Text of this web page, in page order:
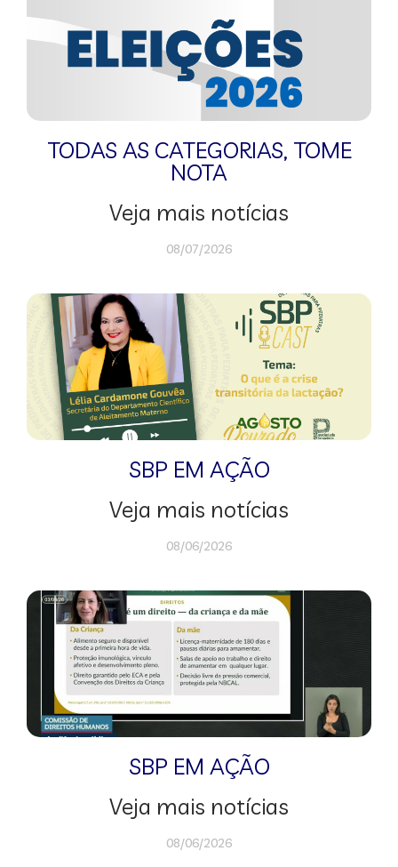
TODAS AS CATEGORIAS, TOME
NOTA
Veja mais notícias
08/07/2026
SBP EM AÇÃO
Veja mais notícias
08/06/2026
SBP EM AÇÃO
Veja mais notícias
08/06/2026